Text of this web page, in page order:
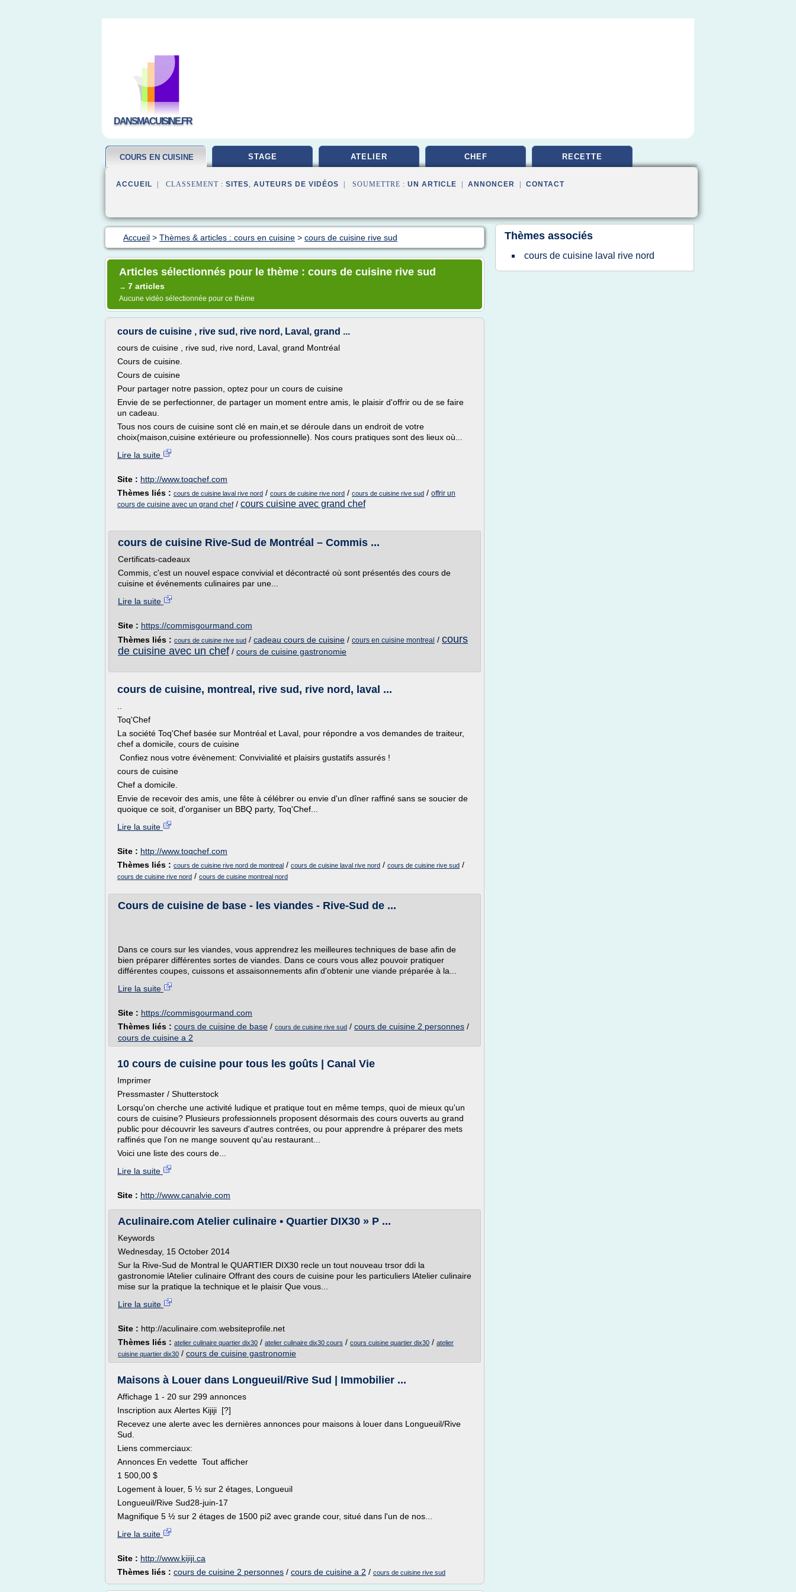
DANSMACUISINE.FR
COURS EN CUISINE STAGE ATELIER CHEF RECETTE
ACCUEIL | CLASSEMENT : SITES, AUTEURS DE VIDÉOS | SOUMETTRE : UN ARTICLE ANNONCER CONTACT
Accueil > Thèmes & articles : cours en cuisine > cours de cuisine rive sud
Articles sélectionnés pour le thème : cours de cuisine rive sud
→ 7 articles
Aucune vidéo sélectionnée pour ce thème
cours de cuisine , rive sud, rive nord, Laval, grand ...
cours de cuisine , rive sud, rive nord, Laval, grand Montréal
Cours de cuisine.
Cours de cuisine
Pour partager notre passion, optez pour un cours de cuisine
Envie de se perfectionner, de partager un moment entre amis, le plaisir d'offrir ou de se faire
un cadeau.
Tous nos cours de cuisine sont clé en main,et se déroule dans un endroit de votre
choix(maison,cuisine extérieure ou professionnelle). Nos cours pratiques sont des lieux où...
Lire la suite
Site : http://www.toqchef.com
Thèmes liés : cours de cuisine laval rive nord / cours de cuisine rive nord / cours de cuisine rive sud / offrir un
cours de cuisine avec un grand chef/ cours cuisine avec grand chef
cours de cuisine Rive-Sud de Montréal – Commis ...
Certificats-cadeaux
Commis, c'est un nouvel espace convivial et décontracté où sont présentés des cours de
cuisine et événements culinaires par une...
Lire la suite
Site : https://commisgourmand.com
Thèmes liés : cours de cuisine rive sud / cadeau cours de cuisine / cours en cuisine montreal / cours
de cuisine avec un chef / cours de cuisine gastronomie
cours de cuisine, montreal, rive sud, rive nord, laval ...
Toq'Chef
La société Toq'Chef basée sur Montréal et Laval, pour répondre a vos demandes de traiteur,
chef a domicile, cours de cuisine
Confiez nous votre évènement: Convivialité et plaisirs gustatifs assurés !
cours de cuisine
Chef a domicile.
Envie de recevoir des amis, une fête à célébrer ou envie d'un dîner raffiné sans se soucier de
quoique ce soit, d'organiser un BBQ party, Toq'Chef...
Lire la suite
Site : http://www.toqchef.com
Thèmes liés : cours de cuisine rive nord de montreal / cours de cuisine laval rive nord / cours de cuisine rive sud /
cours de cuisine rive nord / cours de cuisine montreal nord
Cours de cuisine de base - les viandes - Rive-Sud de ...
Dans ce cours sur les viandes, vous apprendrez les meilleures techniques de base afin de
bien préparer différentes sortes de viandes. Dans ce cours vous allez pouvoir pratiquer
différentes coupes, cuissons et assaisonnements afin d'obtenir une viande préparée à la...
Lire la suite
Site : https://commisgourmand.com
Thèmes liés : cours de cuisine de base / cours de cuisine rive sud / cours de cuisine 2 personnes /
cours de cuisine a 2
10 cours de cuisine pour tous les goûts | Canal Vie
Imprimer
Pressmaster / Shutterstock
Lorsqu'on cherche une activité ludique et pratique tout en même temps, quoi de mieux qu'un
cours de cuisine? Plusieurs professionnels proposent désormais des cours ouverts au grand
public pour découvrir les saveurs d'autres contrées, ou pour apprendre à préparer des mets
raffinés que l'on ne mange souvent qu'au restaurant...
Voici une liste des cours de...
Lire la suite
Site : http://www.canalvie.com
Aculinaire.com Atelier culinaire • Quartier DIX30 » P ...
Keywords
Wednesday, 15 October 2014
Sur la Rive-Sud de Montral le QUARTIER DIX30 recle un tout nouveau trsor ddi la
gastronomie lAtelier culinaire Offrant des cours de cuisine pour les particuliers lAtelier culinaire
mise sur la pratique la technique et le plaisir Que vous...
Lire la suite
Site : http://aculinaire.com.websiteprofile.net
Thèmes liés : atelier culinaire quartier dix30 / atelier culinaire dix30 cours / cours cuisine quartier dix30 / atelier
cuisine quartier dix30 / cours de cuisine gastronomie
Maisons à Louer dans Longueuil/Rive Sud | Immobilier ...
Affichage 1 - 20 sur 299 annonces
Inscription aux Alertes Kijiji [?]
Recevez une alerte avec les dernières annonces pour maisons à louer dans Longueuil/Rive
Sud.
Liens commerciaux:
Annonces En vedette Tout afficher
1 500,00 $
Logement à louer, 5 ½ sur 2 étages, Longueuil
Longueuil/Rive Sud28-juin-17
Magnifique 5 ½ sur 2 étages de 1500 pi2 avec grande cour, situé dans l'un de nos...
Lire la suite
Site : http://www.kijiji.ca
Thèmes liés : cours de cuisine 2 personnes / cours de cuisine a 2 / cours de cuisine rive sud
Thèmes associés
cours de cuisine laval rive nord